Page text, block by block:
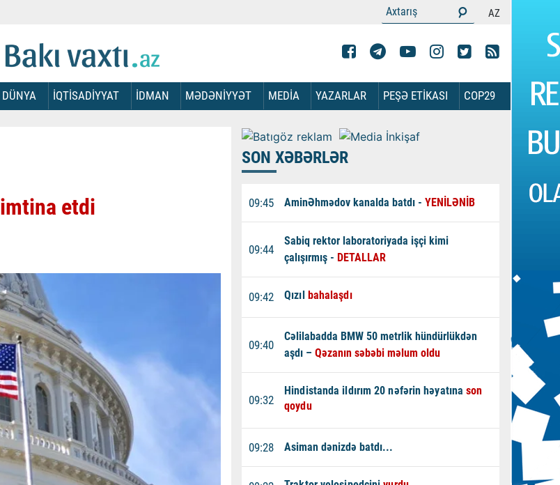
AZ
DÜNYA İQTİSADİYYAT İDMAN MƏDƏNİYYƏT MEDİA YAZARLAR PEŞƏ ETİKASI COP29
imtina etdi
SON XƏBƏRLƏR
09:45 AminƏhmədov kanalda batdı -YENİLƏNİB
09:44
Sabiq rektor laboratoriyada işçi kimi
çalışırmış - DETALLAR
09:42 Qızıl bahalaşdı
09:40
Cəlilabadda BMW 50 metrlik hündürlükdən
aşdı –Qəzanın səbəbi məlum oldu
09:32
Hindistanda ildırım 20 nəfərin həyatınason
qoydu
09:28 Asiman dənizdə batdı...